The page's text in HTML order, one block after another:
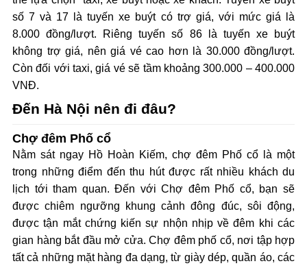
số 7 và 17 là tuyến xe buýt có trợ giá, với mức giá là
8.000 đồng/lượt. Riêng tuyến số 86 là tuyến xe buýt
không trợ giá, nên giá vé cao hơn là 30.000 đồng/lượt.
Còn đối với taxi, giá vé sẽ tầm khoảng 300.000 – 400.000
VNĐ.
Đến Hà Nội nên đi đâu?
Chợ đêm Phố cổ
Nằm sát ngay Hồ Hoàn Kiếm, chợ đêm Phố cổ là một
trong những điểm đến thu hút được rất nhiều khách du
lịch tới tham quan. Đến với Chợ đêm Phố cổ, bạn sẽ
được chiêm ngưỡng khung cảnh đông đúc, sôi động,
được tận mắt chứng kiến sự nhộn nhịp về đêm khi các
gian hàng bắt đầu mở cửa. Chợ đêm phố cổ, nơi tập hợp
tất cả những mặt hàng đa dạng, từ giày dép, quần áo, các